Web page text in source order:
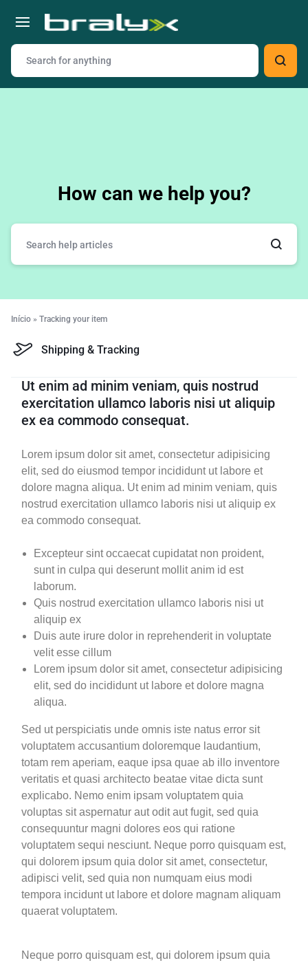
How can we help you?
Início » Tracking your item
Shipping & Tracking
Ut enim ad minim veniam, quis nostrud
exercitation ullamco laboris nisi ut aliquip
ex ea commodo consequat.
Lorem ipsum dolor sit amet, consectetur adipisicing
elit, sed do eiusmod tempor incididunt ut labore et
dolore magna aliqua. Ut enim ad minim veniam, quis
nostrud exercitation ullamco laboris nisi ut aliquip ex
ea commodo consequat.
Excepteur sint occaecat cupidatat non proident,
sunt in culpa qui deserunt mollit anim id est
laborum.
Quis nostrud exercitation ullamco laboris nisi ut
aliquip ex
Duis aute irure dolor in reprehenderit in voluptate
velit esse cillum
Lorem ipsum dolor sit amet, consectetur adipisicing
elit, sed do incididunt ut labore et dolore magna
aliqua.
Sed ut perspiciatis unde omnis iste natus error sit
voluptatem accusantium doloremque laudantium,
totam rem aperiam, eaque ipsa quae ab illo inventore
veritatis et quasi architecto beatae vitae dicta sunt
explicabo. Nemo enim ipsam voluptatem quia
voluptas sit aspernatur aut odit aut fugit, sed quia
consequuntur magni dolores eos qui ratione
voluptatem sequi nesciunt. Neque porro quisquam est,
qui dolorem ipsum quia dolor sit amet, consectetur,
adipisci velit, sed quia non numquam eius modi
tempora incidunt ut labore et dolore magnam aliquam
quaerat voluptatem.
Neque porro quisquam est, qui dolorem ipsum quia